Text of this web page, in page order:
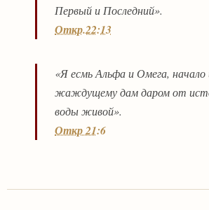
Первый и Последний».
Откр.22:13
«Я есмь Альфа и Омега, начало
жаждущему дам даром от
воды живой».
Откр 21:6